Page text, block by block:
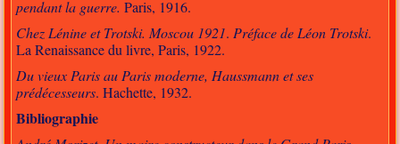
pendant la guerre.Paris, 1916.
Chez Lénine et Trotski. Moscou 1921.Préface de Léon Trotski.
La Renaissance du livre, Paris, 1922.
Du vieux Paris au Paris moderne, Haussmann et ses
prédécesseurs. Hachette, 1932.
Bibliographie